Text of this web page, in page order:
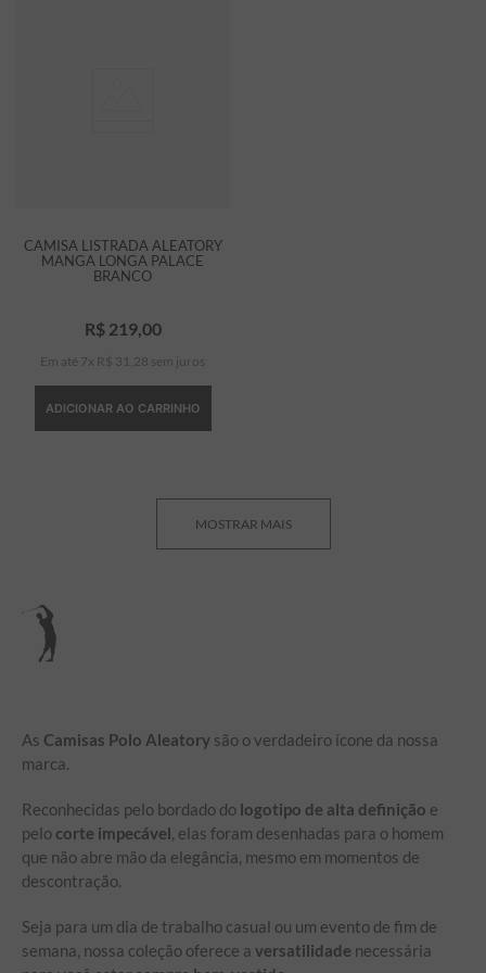
CAMISA LISTRADA ALEATORY
MANGA LONGA PALACE
BRANCO
R$ 219,00
Em até 7 x R$ 31 28 sem juros
ADICIONAR AO CARRINHO
MOSTRAR MAIS
As Camisas Polo Aleatory são o verdadeiro ícone da nossa
marca.
Reconhecidas pelo bordado do logotipo de alta definição e
pelo corte impecável, elas foram desenhadas para o homem
que não abre mão da elegância, mesmo em momentos de
descontração.
Seja para um dia de trabalho casual ou um evento de fim de
semana, nossa coleção oferece a versatilidade necessária